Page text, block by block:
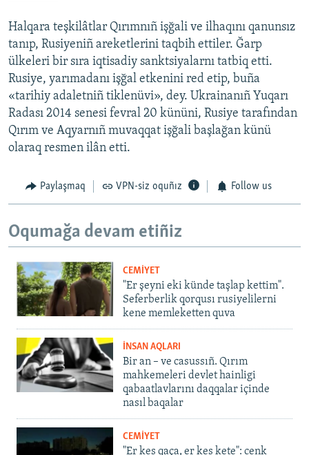
Halqara teşkilâtlar Qırımnıñ işğali ve ilhaqını qanunsız
tanıp, Rusiyeniñ areketlerini taqbih ettiler. Ğarp
ülkeleri bir sıra iqtisadiy sanktsiyalarnı tatbiq etti.
Rusiye, yarımadanı işğal etkenini red etip, buña
«tarihiy adaletniñ tiklenüvi», dey. Ukrainanıñ Yuqarı
Radası 2014 senesi fevral 20 kününi, Rusiye tarafından
Qırım ve Aqyarnıñ muvaqqat işğali başlağan künü
olaraq resmen ilân etti.
Paylaşmaq VPN-siz oquñız Follow us
Oqumağa devam etiñiz
CEMİYET
"Er şeyni eki künde taşlap kettim".
Seferberlik qorqusı rusiyelilerni
kene memleketten quva
İNSAN AQLARI
Bir an – ve casussıñ. Qırım
mahkemeleri devlet hainligi
qabaatlavlarını daqqalar içinde
nasıl baqalar
CEMİYET
"Er kes qaça, er kes kete": cenk